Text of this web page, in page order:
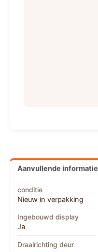
Aanvullende informatie
conditie
Nieuw in verpakking
Ingebouwd display
Ja
Draairichting deur